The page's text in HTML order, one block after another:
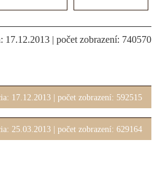
17.12.2013 | počet zobrazení: 740570
17.12.2013 | počet zobrazení: 592515
25.03.2013 | počet zobrazení: 629164